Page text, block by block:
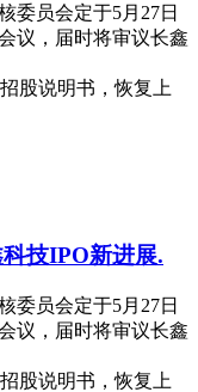
员会定于5月27日
议，届时将审议长鑫
股说明书，恢复上
技IPO新进展.
员会定于5月27日
议，届时将审议长鑫
股说明书，恢复上